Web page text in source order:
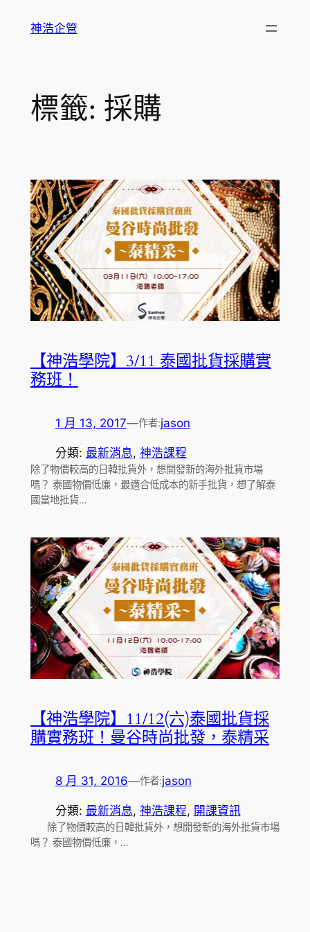
神浩企管
標籤: 採購
【神浩學院】3/11 泰國批貨採購實
務班！
1 月 13, 2017—作者:jason
分類: 最新消息, 神浩課程
除了物價較高的日韓批貨外，想開發新的海外批貨市場
嗎？ 泰國物價低廉，最適合低成本的新手批貨，想了解泰
國當地批貨…
【神浩學院】11/12(六)泰國批貨採
購實務班！曼谷時尚批發，泰精采
8 月 31, 2016—作者:jason
分類: 最新消息, 神浩課程, 開課資訊
除了物價較高的日韓批貨外，想開發新的海外批貨市場
嗎？ 泰國物價低廉，…